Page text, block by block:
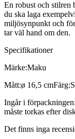
En robust och stilren
du ska laga
miljösynpunkt och
tar väl hand om den.
Specifikationer
Märke:Maku
Mått:ø 16,5
Ingår i
måste torkas efter
Det finns inga